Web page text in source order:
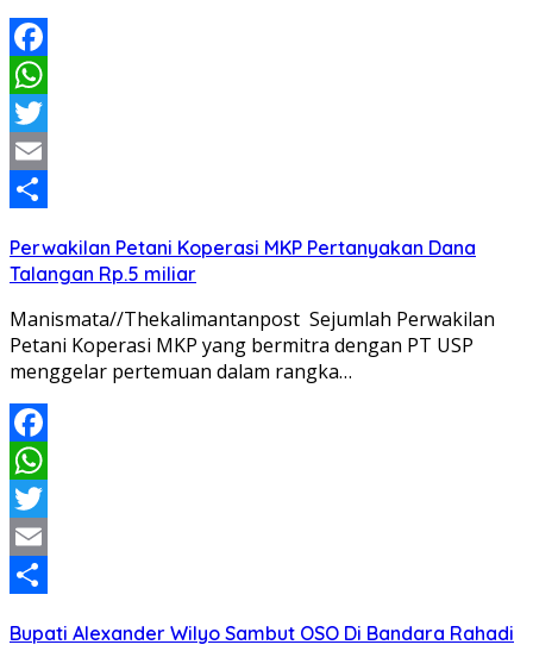
Facebook
WhatsApp
Twitter
Email
Perwakilan Petani Koperasi MKP Pertanyakan Dana
Talangan Rp.5 miliar
Manismata//Thekalimantanpost Sejumlah Perwakilan
Petani Koperasi MKP yang bermitra dengan PT USP
menggelar pertemuan dalam rangka…
Facebook
WhatsApp
Twitter
Email
Bupati Alexander Wilyo Sambut OSO Di Bandara Rahadi